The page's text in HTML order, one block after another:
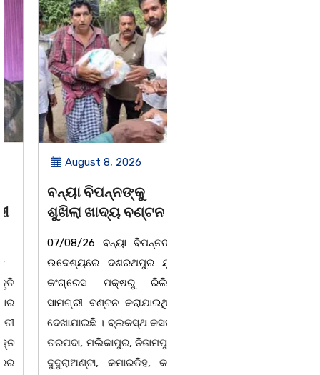
August 8, 2026
ବନ୍ୟା ବିପନ୍ନଙ୍କୁ
ଶୁଖିଲା ଖାଦ୍ୟ ବଣ୍ଟନ
07/08/26 ବନ୍ୟା ବିପନ୍ନଙ୍କ
ଉଦେଶ୍ୟରେ ଦଶରଥପୁର ଯୁବ
କଂଗ୍ରେସ ପକ୍ଷରୁ ରିଲିଫ
ସାମଗ୍ରୀ ବଣ୍ଟନ କରାଯାଇଥିବା
ଦେଖାଯାଇଛି । ବ୍ଲକସ୍ଥ କସପା,
ତରପଦା, ମଲିକାପୁର, ନିଜାମପୁର,
ଦୁଦୁରାଅଣ୍ଟା, କମାରଡିହ, କୟାଁ